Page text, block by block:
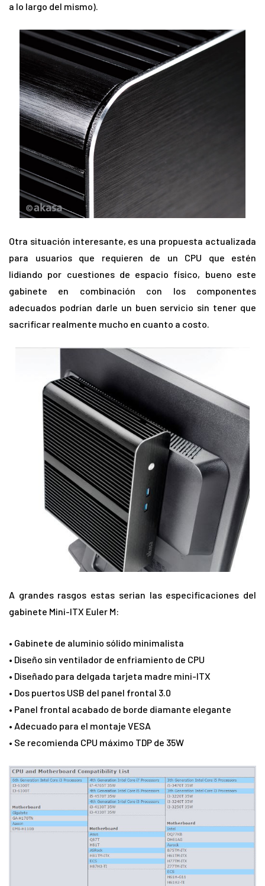
a lo largo del mismo).
Otra situación interesante, es una propuesta actualizada
para usuarios que requieren de un CPU que estén
lidiando por cuestiones de espacio físico, bueno este
gabinete en combinación con los componentes
adecuados podrían darle un buen servicio sin tener que
sacrificar realmente mucho en cuanto a costo.
A grandes rasgos estas serian las especificaciones del
gabinete Mini-ITX Euler M:
• Gabinete de aluminio sólido minimalista
• Diseño sin ventilador de enfriamiento de CPU
• Diseñado para delgada tarjeta madre mini-ITX
• Dos puertos USB del panel frontal 3.0
• Panel frontal acabado de borde diamante elegante
• Adecuado para el montaje VESA
• Se recomienda CPU máximo TDP de 35W